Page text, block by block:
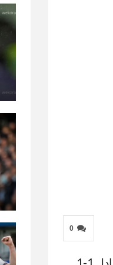
0
سجّل داني إنغز أول هدف أوروبي في مسيرته، ولكن سلسلة انتصارات وست هام في القارة هذا الموسم انتهت بالتعادل 1-1